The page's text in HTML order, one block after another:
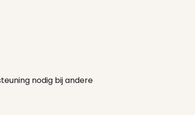
nodig bij andere